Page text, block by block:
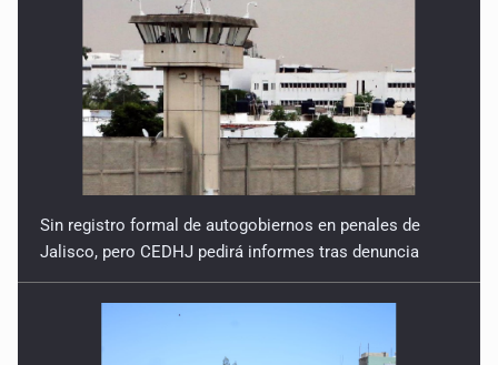
Sin registro formal de autogobiernos en penales de
Jalisco, pero CEDHJ pedirá informes tras denuncia